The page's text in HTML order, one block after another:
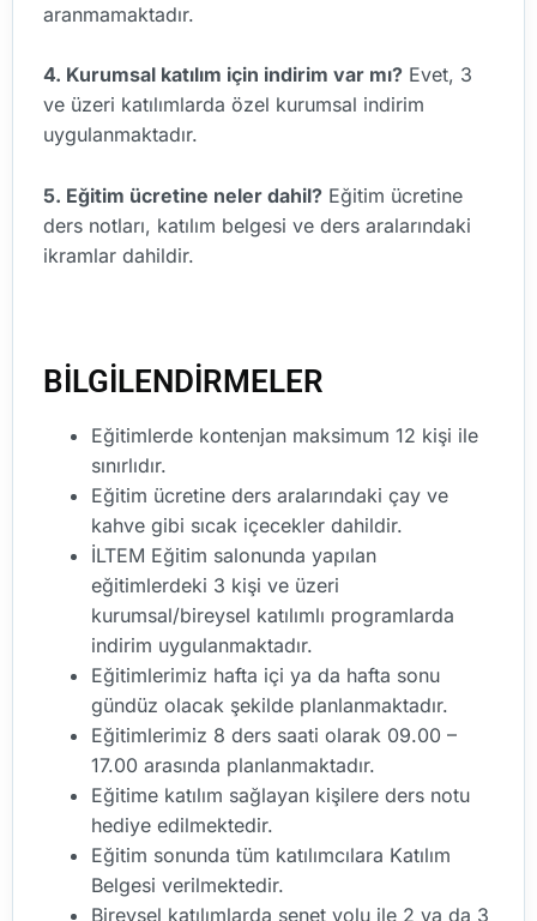
aranmamaktadır.
4. Kurumsal katılım için indirim var mı? Evet, 3
ve üzeri katılımlarda özel kurumsal indirim
uygulanmaktadır.
5. Eğitim ücretine neler dahil? Eğitim ücretine
ders notları, katılım belgesi ve ders aralarındaki
ikramlar dahildir.
BİLGİLENDİRMELER
Eğitimlerde kontenjan maksimum 12 kişi ile
sınırlıdır.
Eğitim ücretine ders aralarındaki çay ve
kahve gibi sıcak içecekler dahildir.
İLTEM Eğitim salonunda yapılan
eğitimlerdeki 3 kişi ve üzeri
kurumsal/bireysel katılımlı programlarda
indirim uygulanmaktadır.
Eğitimlerimiz hafta içi ya da hafta sonu
gündüz olacak şekilde planlanmaktadır.
Eğitimlerimiz 8 ders saati olarak 09.00 –
17.00 arasında planlanmaktadır.
Eğitime katılım sağlayan kişilere ders notu
hediye edilmektedir.
Eğitim sonunda tüm katılımcılara Katılım
Belgesi verilmektedir.
Bireysel katılımlarda senet yolu ile 2 ya da 3